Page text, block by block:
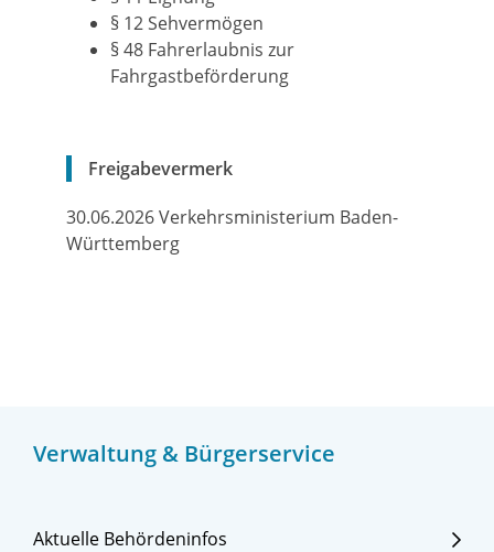
Verwaltung & Bürgerservice
Aktuelle Behördeninfos
§ 12Sehvermögen
§ 48 Fahrerlaubnis zur
Fahrgastbeförderung
Freigabevermerk
30.06.2026 Verkehrsministerium Baden-
Württemberg